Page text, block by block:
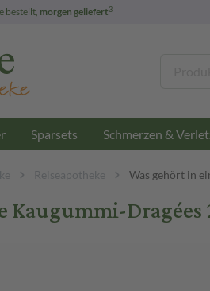
bestellt, morgen geliefert3
Sparsets Schmerzen &
Reiseapotheke Was gehört in
Kaugummi-